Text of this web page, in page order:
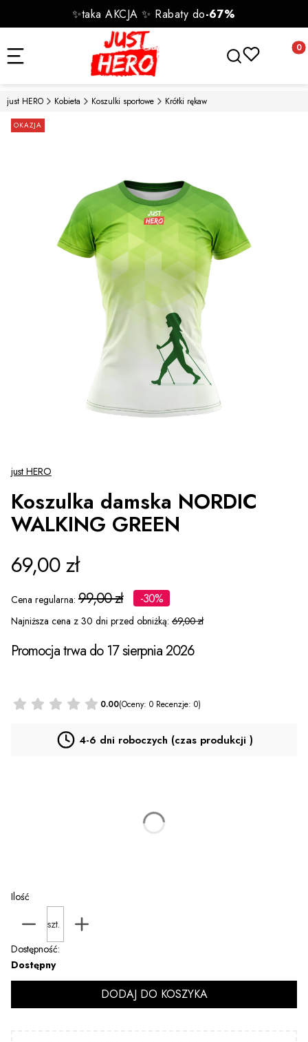
✨taka AKCJA ✨ Rabaty do-67%
Otwórz
just HERO Kobieta Koszulki sportowe Krótki rękaw
Etykiety
OKAZJA
just HERO
Koszulka damska NORDIC
WALKING GREEN
69,00 zł
Cena regularna: 99,00 zł -30%
Najniższa cena z 30 dni przed obniżką: 69,00 zł
Promocja trwa do 17 sierpnia 2026
0.00(Oceny: 0 Recenzje: 0)
4-6 dni roboczych (czas produkcji )
Ilość
szt.
Dostępność:
Dostępny
DODAJ DO KOSZYKA